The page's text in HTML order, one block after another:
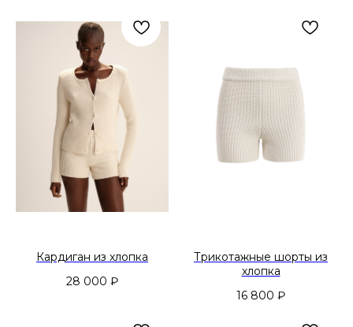
Кардиган из хлопка
28 000 ₽
Трикотажные шорты из
хлопка
16 800 ₽